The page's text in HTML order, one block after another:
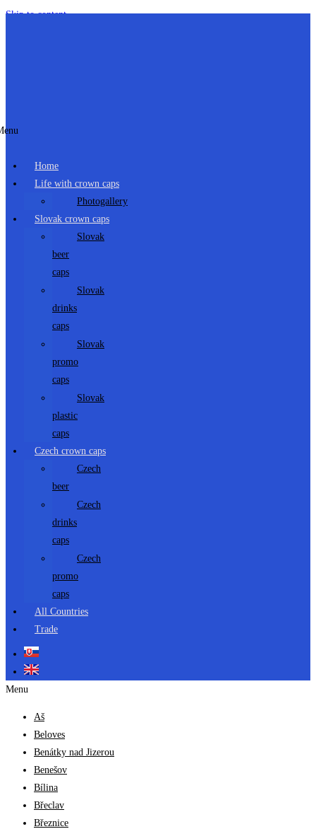
Skip to content
Home
Life with crown caps
Photogallery
Slovak crown caps
Slovak
beer
caps
Slovak
drinks
caps
Slovak
promo
caps
Slovak
plastic
caps
Czech crown caps
Czech
beer
Czech
drinks
caps
Czech
promo
caps
All Countries
Trade
Menu
Aš
Beloves
Benátky nad Jizerou
Benešov
Bílina
Břeclav
Březnice